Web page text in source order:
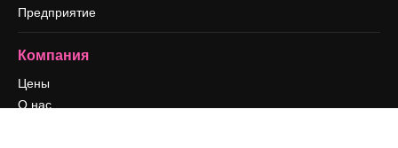
Предприятие
Компания
Цены
О нас